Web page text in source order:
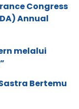
Congress
Annual
melalui
Bertemu